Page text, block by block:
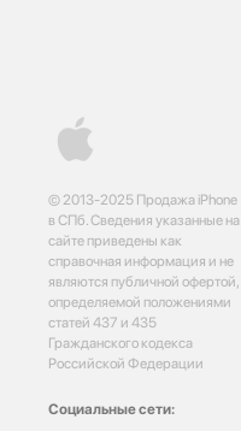
© 2013-2025 Продажа iPhone
в СПб. Сведения указанные на
сайте приведены как
справочная информация и не
являются публичной офертой,
определяемой положениями
статей 437 и 435
Гражданского кодекса
Российской Федерации
Социальные сети: